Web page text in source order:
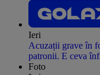
Ieri
Acuzații grave în
patronii. E ceva
Foto